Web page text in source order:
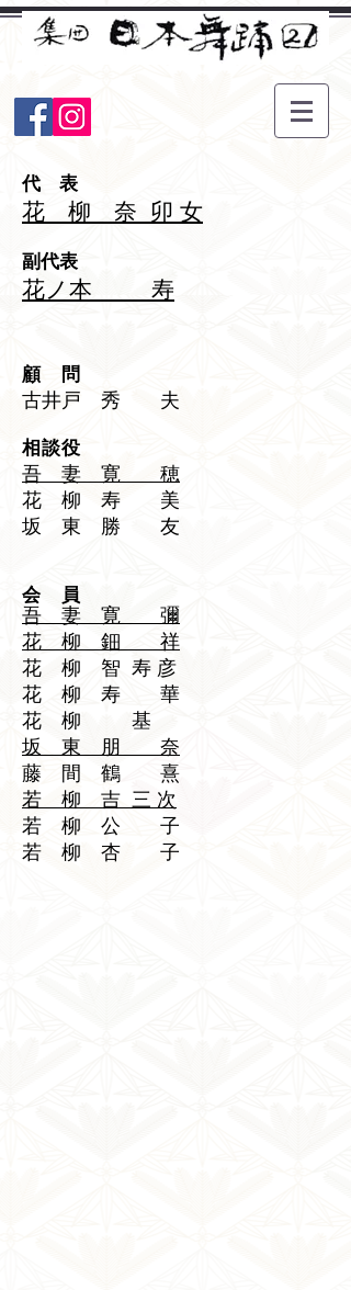
​代 表
​花 柳 奈 卯 女
​副代表
​花ノ本 寿
​顧 問
​古井戸 秀 夫
​相談役
吾 妻 寛 穂
​花 柳 寿 美
坂 東 勝 友
​会 員
吾 妻 寛 彌
​花 柳 鈿 祥
​花 柳 智 寿 彦
​花 柳 寿 華
​花 柳 基
​坂 東 朋 奈
藤 間 鶴 熹
​若 柳 吉 三 次
​若 柳 公 子
​若 柳 杏 子